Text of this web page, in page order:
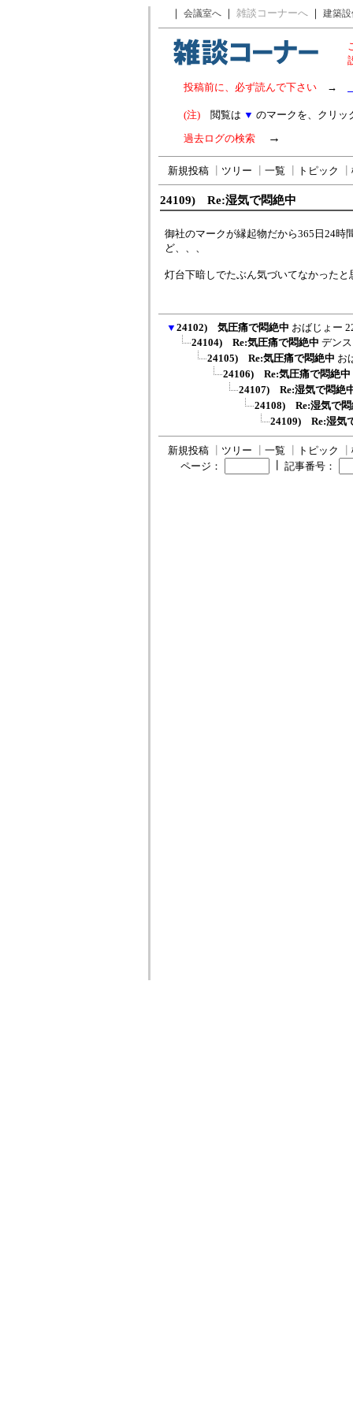
｜ 会議室へ ｜ 雑談コーナーへ ｜ 建築
投稿前に、必ず読んで下さい →
(注) 閲覧は ▼ のマークを、クリッ
過去ログの検索 →
新規投稿 ツリー 一覧 トピック
24109) Re:湿気で悶絶中
御社のマークが縁起物だから365日24時
ど、、、
灯台下暗しでたぶん気づいてなかったと
▼ 24102) 気圧痛で悶絶中 おばじょー
24104) Re:気圧痛で悶絶中 デン
24105) Re:気圧痛で悶絶中 お
24106) Re:気圧痛で悶絶中
24107) Re:湿気で悶絶
24108) Re:湿気で悶
24109) Re:湿気
新規投稿 ツリー 一覧 トピック
ページ：
記事番号：